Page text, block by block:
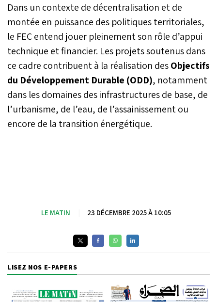
Abidjan, une ligne de
crédit de 150 millions
d'euros (M€) au Fonds
d'Équipement Communal
(FEC) pour financer de
nouveaux projets
d'investissement et
d'infrastructure durables
et inclusifs, et consolider
la dynamique de
développement territorial.
Dans un contexte de décentralisation et de
montée en puissance des politiques territoriales,
le FEC entend jouer pleinement son rôle d’appui
technique et financier. Les projets soutenus dans
ce cadre contribuent à la réalisation desObjectifs
du Développement Durable (ODD), notamment
dans les domaines des infrastructures de base, de
l’urbanisme, de l’eau, de l’assainissement ou
encore de la transition énergétique.
LE MATIN 23 DÉCEMBRE 2025 À 10:05
LISEZ NOS E-PAPERS